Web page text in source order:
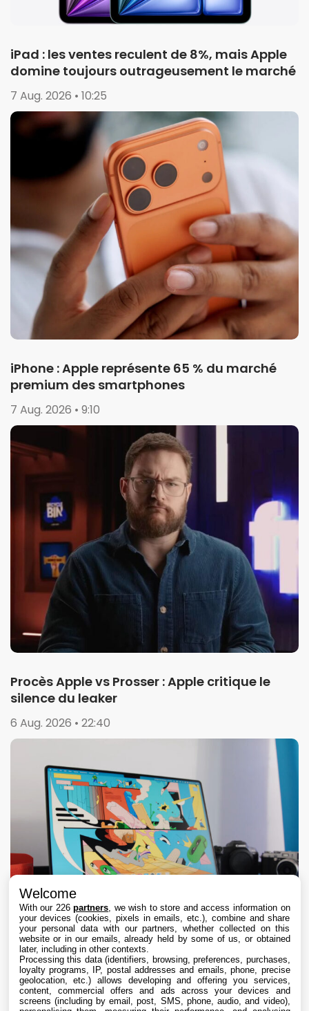
iPad : les ventes reculent de 8%, mais Apple
domine toujours outrageusement le marché
7 Aug. 2026 • 10:25
iPhone : Apple représente 65 % du marché
premium des smartphones
7 Aug. 2026 • 9:10
Procès Apple vs Prosser : Apple critique le
silence du leaker
6 Aug. 2026 • 22:40
Apple détaille la faille de sécurité bouchée
Welcome
With our 226partners , we wish to store and access information on
your devices (cookies, pixels in emails, etc.), combine and share
your personal data with our partners, whether collected on this
website or in our emails, already held by some of us, or obtained
later, including in other contexts.
Processing this data (identifiers, browsing, preferences, purchases,
loyalty programs, IP, postal addresses and emails, phone, precise
geolocation, etc.) allows developing and offering you services,
content, commercial offers and ads across your devices and
screens (including by email, post, SMS, phone, audio, and video),